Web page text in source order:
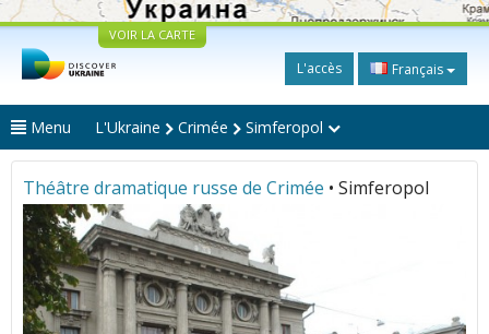
VOIR LA CARTE
L'accès Français
Menu L'Ukraine Crimée Simferopol
Théâtre dramatique russe de Crimée • Simferopol